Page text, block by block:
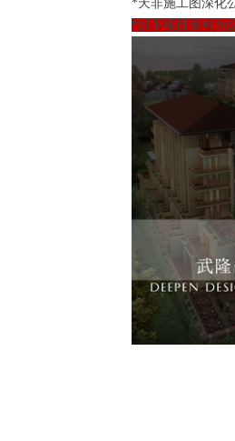
*天非施工图深化
*以下项目资料为